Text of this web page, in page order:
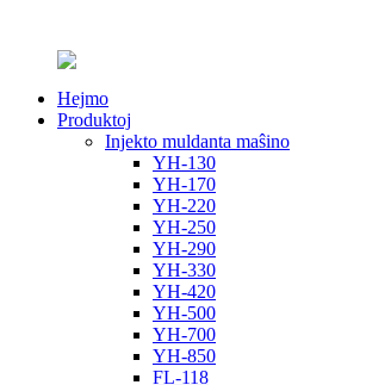
Hejmo
Produktoj
Injekto muldanta maŝino
YH-130
YH-170
YH-220
YH-250
YH-290
YH-330
YH-420
YH-500
YH-700
YH-850
FL-118